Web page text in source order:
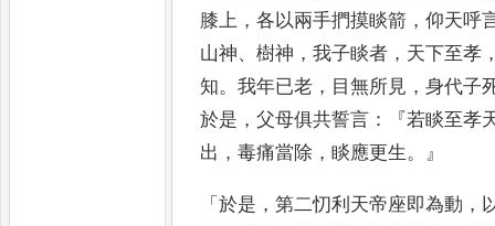
膝上 ，各以兩手捫摸睒箭 ，仰天呼
山神、樹神 ，我子睒者 ， 天下至孝
知。我年已老 ， 目無所見 ，身代子
於是 ，父母俱共誓言 ：『若睒至孝
出 ，毒痛當除 ，睒應更生。』
「於是 ，第二忉利天帝座即為動 ，